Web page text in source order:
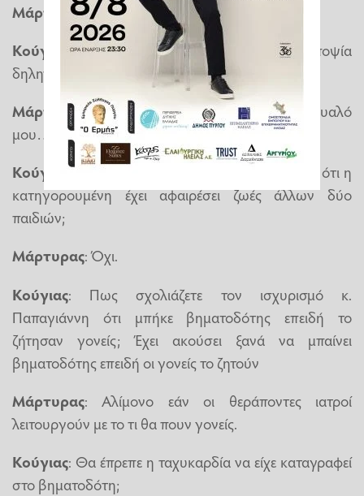
Μάρτυρας: Βεβαίως (…)
Κούγιας: Πριν τα στοιχεία του κ. Ράικου είχατε υποψία
δηλητηρίασης;
Μάρτυρας: Όχι. Δεν πήγαινε πουθενά το μυαλό
μου… Έπρεπε να κάνω μάγο.
Κούγιας : Σας ανέφεραν ποτέ πως υποπτεύονται ότι η
κατηγορουμένη έχει αφαιρέσει ζωές άλλων δύο
παιδιών;
Μάρτυρας: Όχι.
Κούγιας: Πως σχολιάζετε τον ισχυρισμό κ.
Παπαγιάννη ότι μπήκε βηματοδότης επειδή το
ζήτησαν γονείς; Έχει ακούσει ξανά να μπαίνει
βηματοδότης επειδή οι γονείς το ζητούν
Μάρτυρας: Αλίμονο εάν οι θεράποντες ιατροί
λειτουργούν με το τι θα πουν γονείς.
Κούγιας: Θα έπρεπε η ταχυκαρδία να είχε καταγραφεί
στο βηματοδότη;